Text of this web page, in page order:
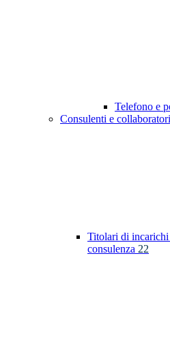
Telefono e
Consulenti e collaboratori
Titolari di
consulenza 22